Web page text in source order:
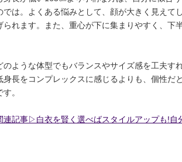
では。よくある悩みとして、顔が大きく見えて
られます。また、重心が下に集まりやすく、下
のような体型でもバランスやサイズ感を工夫す
身長をコンプレックスに感じるよりも、個性だ
。
連記事▷白衣を賢く選べばスタイルアップも!自